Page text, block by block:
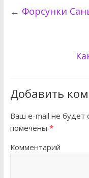
← Форсунки
Добавить
Ваш e-mail не будет
помечены *
Комментарий